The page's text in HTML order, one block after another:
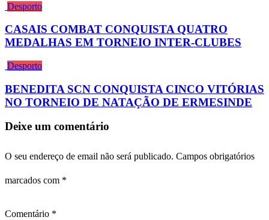
Desporto
CASAIS COMBAT CONQUISTA QUATRO
MEDALHAS EM TORNEIO INTER-CLUBES
Desporto
BENEDITA SCN CONQUISTA CINCO VITÓRIAS
NO TORNEIO DE NATAÇÃO DE ERMESINDE
Deixe um comentário
O seu endereço de email não será publicado. Campos obrigatórios
marcados com *
Comentário *